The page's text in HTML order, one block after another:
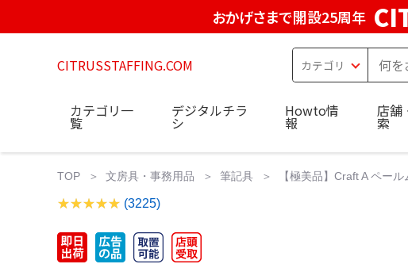
おかげさまで開設25周年
CITRUSSTAFFING.COM
カテゴリ一
覧
デジタルチラ
シ
Howto情
報
店舗
索
TOP 文房具・事務用品 筆記具 【極美品】Craft A ペー
(3225)